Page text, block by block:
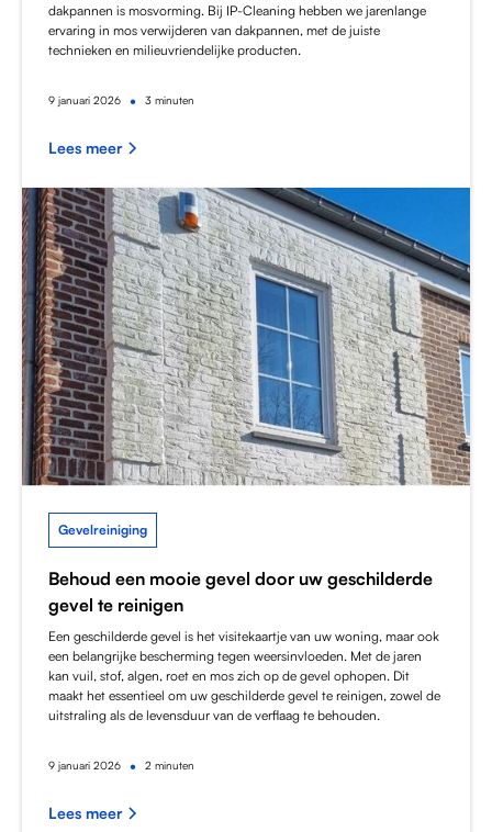
dakpannen is mosvorming. Bij IP-Cleaning hebben we jarenlange
ervaring in mos verwijderen van dakpannen, met de juiste
technieken en milieuvriendelijke producten.
9 januari 2026 • 3 minuten
Lees meer
Gevelreiniging
Behoud een mooie gevel door uw geschilderde
gevel te reinigen
Een geschilderde gevel is het visitekaartje van uw woning, maar ook
een belangrijke bescherming tegen weersinvloeden. Met de jaren
kan vuil, stof, algen, roet en mos zich op de gevel ophopen. Dit
maakt het essentieel om uw geschilderde gevel te reinigen, zowel de
uitstraling als de levensduur van de verflaag te behouden.
9 januari 2026 • 2 minuten
Lees meer